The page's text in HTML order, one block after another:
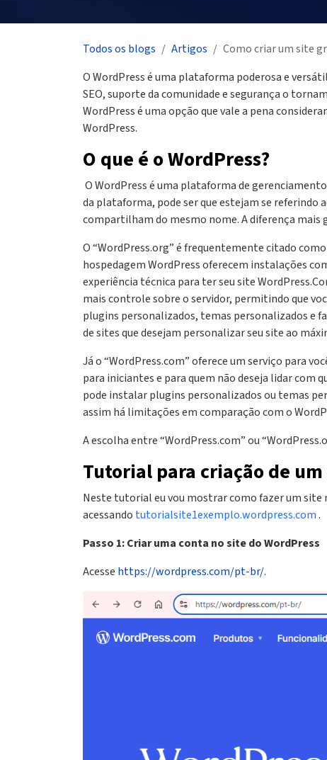
Todos os blogs Artigos
Como criar um site
O WordPress é uma plataforma poderosa e
SEO, suporte da comunidade e segurança o
WordPress é uma opção que vale a pena
WordPress.
O que é o WordPress?
O WordPress é uma plataforma de
da plataforma, pode ser que estejam se referindo
compartilham do mesmo nome. A diferença mais
O “WordPress.org” é frequentemente citado
hospedagem WordPress oferecem instalações
experiência técnica para ter seu site
mais controle sobre o servidor, permitindo que
plugins personalizados, temas personalizados e
de sites que desejam personalizar seu site ao
Já o “WordPress.com” oferece um serviço para
para iniciantes e para quem não deseja lidar com
pode instalar plugins personalizados ou temas
assim há limitações em comparação com o
A escolha entre “WordPress.com” ou
Tutorial para criação de
‍Neste tutorial eu vou mostrar como fazer um site
acessando tutorialsite1exemplo.wordpress.com.
Passo 1: Criar uma conta no site do WordPress
Acesse https://wordpress.com/pt-br/.